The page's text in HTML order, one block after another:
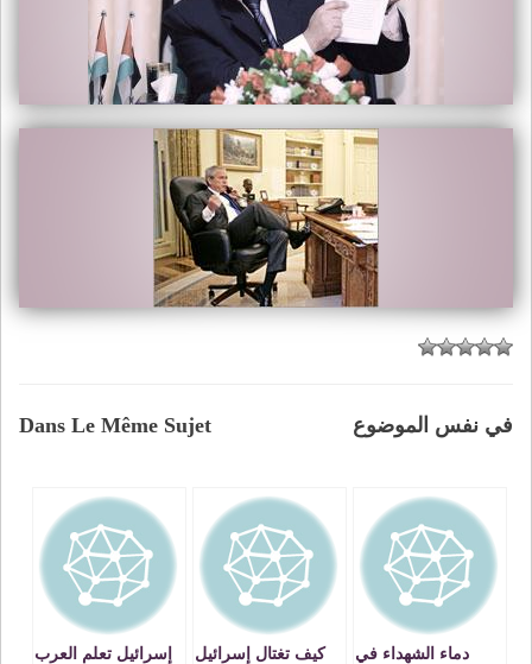
Dans Le Même Sujet في نفس الموضوع
دماء الشهداء في
كيف تغتال إسرائيل
إسرائيل تعلم العرب